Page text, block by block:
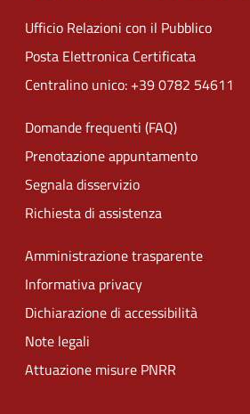
Ufficio Relazioni con il Pubblico
Posta Elettronica Certificata
Centralino unico: +39 0782 54611
Domande frequenti (FAQ)
Prenotazione appuntamento
Segnala disservizio
Richiesta di assistenza
Amministrazione trasparente
Informativa privacy
Dichiarazione di accessibilità
Note legali
Attuazione misure PNRR